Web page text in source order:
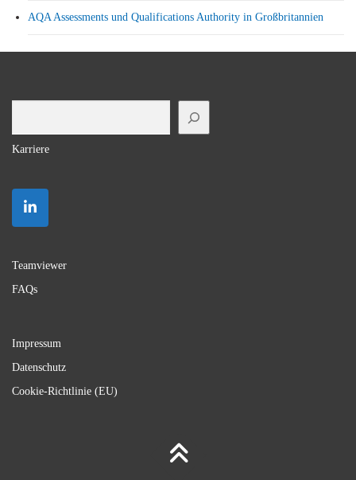
AQA Assessments und Qualifications Authority in Großbritannien
Karriere
Teamviewer
FAQs
Impressum
Datenschutz
Cookie-Richtlinie (EU)